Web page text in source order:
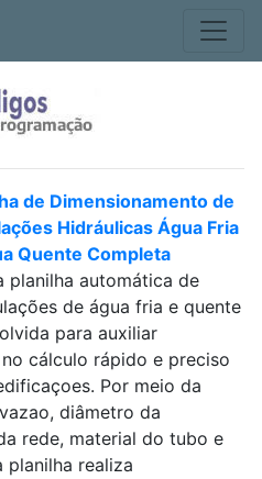
de Dimensionamento de
Hidráulicas Água Fria
Quente Completa
planilha automática de
de água fria e quente
para auxiliar
cálculo rápido e preciso
Por meio da
diâmetro da
rede, material do tubo e
planilha realiza